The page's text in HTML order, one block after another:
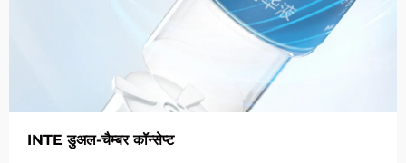
INTE डुअल-चैम्बर कॉन्सेप्ट